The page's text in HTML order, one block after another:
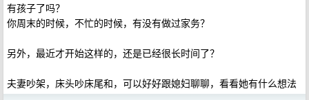
有孩子了吗？
你周末的时候，不忙的时候，有没有做过家务？
另外，最近才开始这样的，还是已经很长时间了？
夫妻吵架，床头吵床尾和，可以好好跟媳妇聊聊，看看她有什么想法